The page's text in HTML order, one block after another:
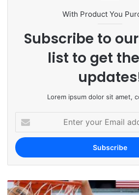
With Product You
Subscribe to
list to get
Lorem ipsum dolor sit amet,
e
o
u